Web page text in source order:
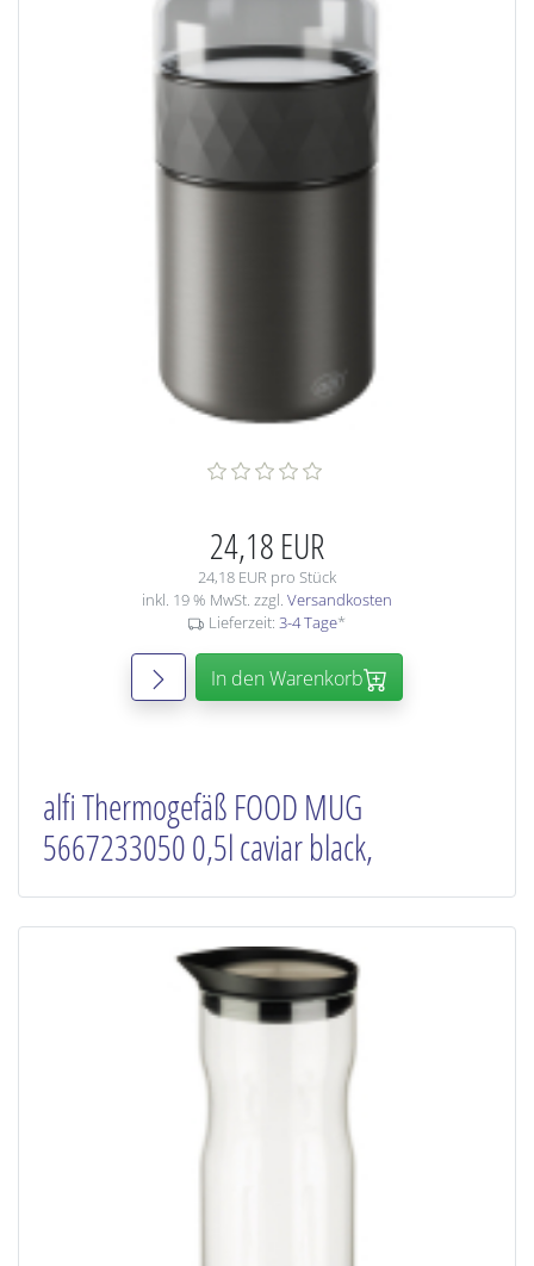
24,18 EUR
24,18 EUR pro Stück
inkl. 19 % MwSt. zzgl. Versandkosten
Lieferzeit: 3-4 Tage*
In den Warenkorb
alfi Thermogefäß FOOD MUG
5667233050 0,5l caviar black,